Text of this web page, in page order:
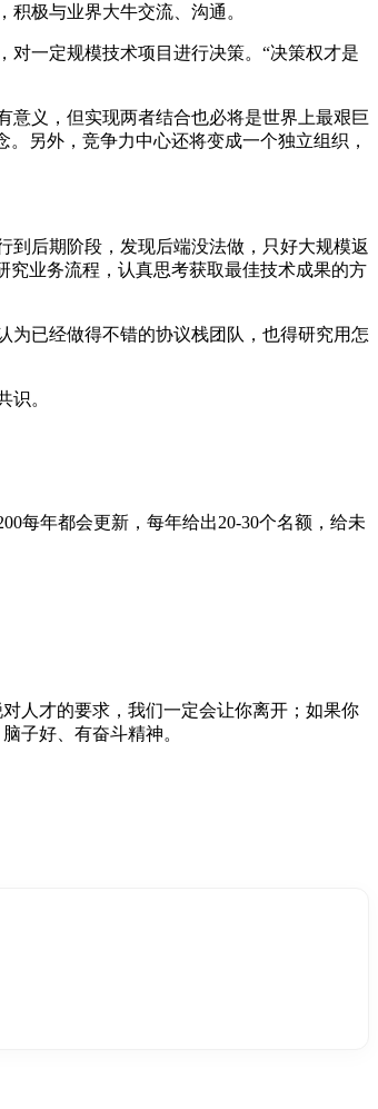
极与业界大牛交流、沟通。
对一定规模技术项目进行决策。“决策权才是
意义，但实现两者结合也必将是世界上最艰巨
另外，竞争力中心还将变成一个独立组织，
到后期阶段，发现后端没法做，只好大规模返
究业务流程，认真思考获取最佳技术成果的方
为已经做得不错的协议栈团队，也得研究用怎
识。
每年都会更新，每年给出20-30个名额，给未
人才的要求，我们一定会让你离开；如果你
子好、有奋斗精神。